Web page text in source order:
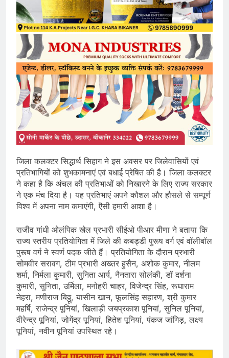
जिला कलक्टर सिद्धार्थ सिहाग ने इस अवसर पर जिलेवासियों एवं
प्रतिभागियों को शुभकामनाएं एवं बधाई प्रेषित की है। जिला कलक्टर
ने कहा है कि अंचल की प्रतिभाओं को निखारने के लिए राज्य सरकार
ने एक मंच दिया है। यह प्रतिभाएं अपने कौशल और हौसले से सम्पूर्ण
विश्व में अपना नाम कमाएंगी, ऎसी हमारी आशा है।
राजीव गांधी ओलंपिक खेल प्रभारी सीईओ पीआर मीणा ने बताया कि
राज्य स्तरीय प्रतियोगिता में जिले की कबड्डी पुरूष वर्ग एवं वॉलीबॉल
पुरूष वर्ग ने स्वर्ण पदक जीते हैं। प्रतियोगिता के दौरान प्रभारी
सोमवीर सरावग, टीम प्रभारी अख्तर हुसैन, अशोक कुमार, नीलम
शर्मा, निर्मला कुमारी, सुनिता आर्य, नैनतारा सोलंकी, डॉ दर्शना
कुमारी, सुनिता, उर्मिला, मनोहरी चाहर, विजेन्द्र सिंह, रूघाराम
नेहरा, मणीराज बिठ्ठू, यासीन खान, फूलसिंह सहारण, श्री कुमार
महर्षि, राजेन्द्र पूनियां, खिलाड़ी जयप्रकाश पूनियां, सुनिल पूनियां,
वीरेन्द्र पूनियां, जोगेंद्र पूनियां, हितेश पूनियां, पंकज जांगिड़, लक्ष्य
पूनियां, नवीन पूनियां उपस्थित रहे।